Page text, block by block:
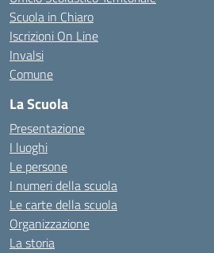
Scuola in Chiaro
Iscrizioni On Line
Invalsi
Comune
La Scuola
Presentazione
I luoghi
Le persone
I numeri della scuola
Le carte della scuola
Organizzazione
La storia